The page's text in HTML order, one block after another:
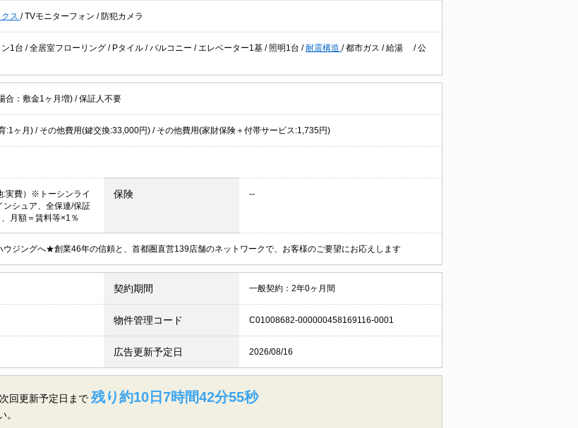
ス /TVモニターフォン / 防犯カメラ
1台 /全居室フローリング / Pタイル /バルコニー / エレベーター1基 / 照明1台 /耐震構造 /都市ガス /給湯 /公
合：敷金1ヶ月増) /保証人不要
:1ヶ月) / その他費用(鍵交換:33,000円) / その他費用(家財保険＋付帯サービス:1,735円)
:実費）※トーシンライ
ンシュア、全保連/保証
月額＝賃料等×1％
保険 --
ジングへ★創業46年の信頼と、首都圏直営139店舗のネットワークで、お客様のご要望にお応えします
契約期間 一般契約：2年0ヶ月間
物件管理コード C01008682-000000458169116-0001
広告更新予定日 2026/08/16
次回更新予定日まで 残り約10日7時間42分54秒